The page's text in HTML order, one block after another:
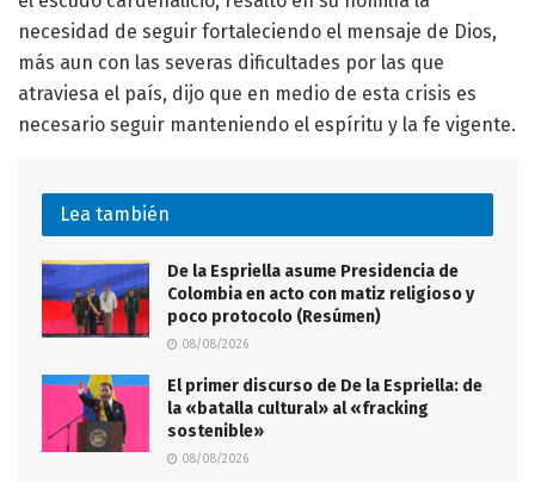
necesidad de seguir fortaleciendo el mensaje de Dios,
más aun con las severas dificultades por las que
atraviesa el país, dijo que en medio de esta crisis es
necesario seguir manteniendo el espíritu y la fe vigente.
Lea también
De la Espriella asume Presidencia de
Colombia en acto con matiz religioso y
poco protocolo (Resúmen)
08/08/2026
El primer discurso de De la Espriella: de
la «batalla cultural» al «fracking
sostenible»
08/08/2026